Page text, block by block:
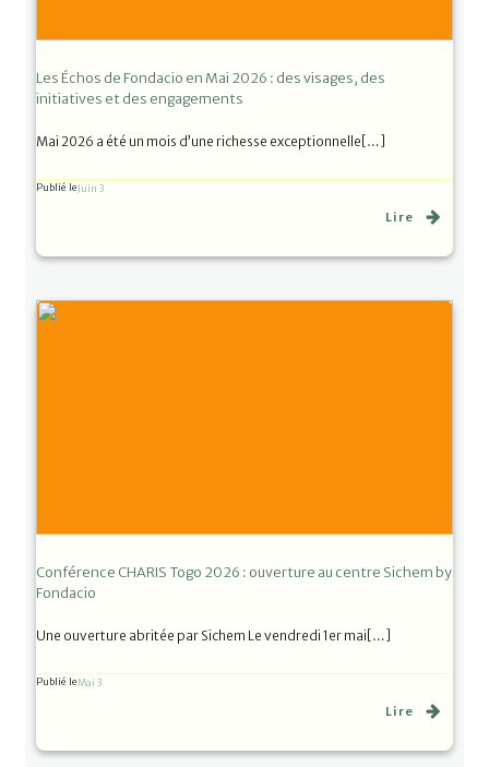
Les Échos de Fondacio en Mai 2026 : des visages, des
initiatives et des engagements
Mai 2026 a été un mois d’une richesse exceptionnelle[…]
Publié leJuin 3
Lire
Conférence CHARIS Togo 2026 : ouverture au centre Sichem by
Fondacio
Une ouverture abritée par Sichem Le vendredi 1er mai[…]
Publié leMai 3
Lire